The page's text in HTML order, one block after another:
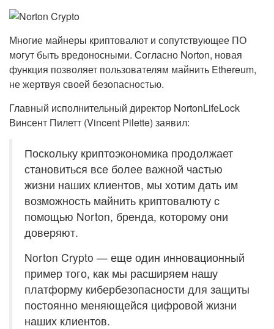
Многие майнеры криптовалют и сопутствующее ПО
могут быть вредоносными. Согласно Norton, новая
функция позволяет пользователям майнить Ethereum,
не жертвуя своей безопасностью.
Главный исполнительный директор NortonLifeLock
Винсент Пилетт (Vincent Pilette) заявил:
Поскольку криптоэкономика продолжает
становиться все более важной частью
жизни наших клиентов, мы хотим дать им
возможность майнить криптовалюту с
помощью Norton, бренда, которому они
доверяют.
Norton Crypto — еще один инновационный
пример того, как мы расширяем нашу
платформу кибербезопасности для защиты
постоянно меняющейся цифровой жизни
наших клиентов.